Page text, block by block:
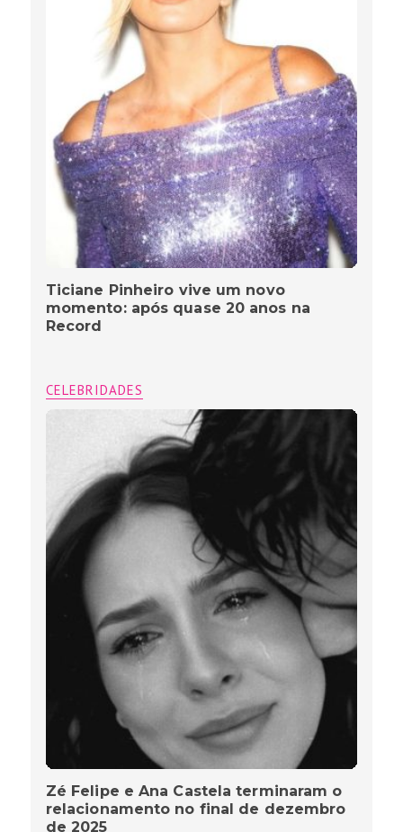
Ticiane Pinheiro vive um novo
momento: após quase 20 anos na
Record
CELEBRIDADES
Zé Felipe e Ana Castela terminaram o
relacionamento no final de dezembro
de 2025